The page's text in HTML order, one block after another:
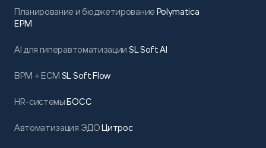
Планирование и бюджетированиеPolymatica
EPM
AI для гиперавтоматизации SL Soft AI
BPM + ECM SL Soft Flow
HR-системыБОСС
Автоматизация ЭДОЦитрос